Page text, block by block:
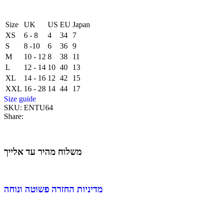
Size UK US EU Japan
XS
6 - 8 4 34
7
S
8 -10 6 36 9
M
10 - 12 8 38
11
L
12 - 14 10 40
13
XL
14 - 16 12 42
15
XXL 16 - 28 14 44
17
Size guide
SKU: ENTU64
Share:
משלוח מהיר עד אלייך
מדיניות החזרה פשוטה ונוחה